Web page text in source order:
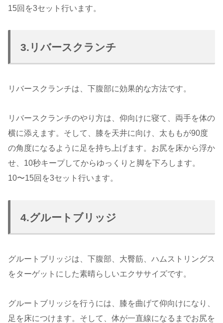
15回を3セット行います。
3.リバースクランチ
リバースクランチは、下腹部に効果的な方法です。
リバースクランチのやり方は、仰向けに寝て、両手を体の
横に添えます。そして、膝を天井に向け、太ももが90度
の角度になるように足を持ち上げます。お尻を床から浮か
せ、10秒キープしてからゆっくりと脚を下ろします。
10〜15回を3セット行います。
4.グルートブリッジ
グルートブリッジは、下腹部、大臀筋、ハムストリングス
をターゲットにした素晴らしいエクササイズです。
グルートブリッジを行うには、膝を曲げて仰向けになり、
足を床につけます。そして、体が一直線になるまでお尻を